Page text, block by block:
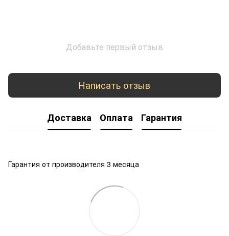
Добавьте первый отзыв
Написать отзыв
Доставка Оплата Гарантия
Гарантия от производителя 3 месяца